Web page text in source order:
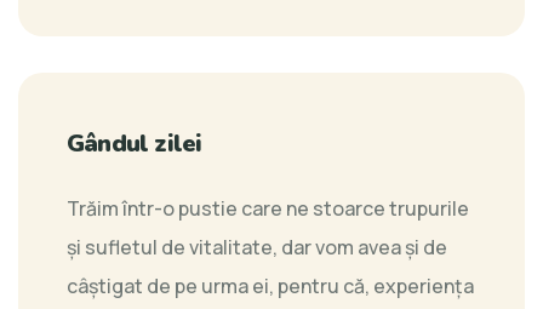
Gândul zilei
Trăim într-o pustie care ne stoarce trupurile
şi sufletul de vitalitate, dar vom avea și de
câştigat de pe urma ei, pentru că, experienţa